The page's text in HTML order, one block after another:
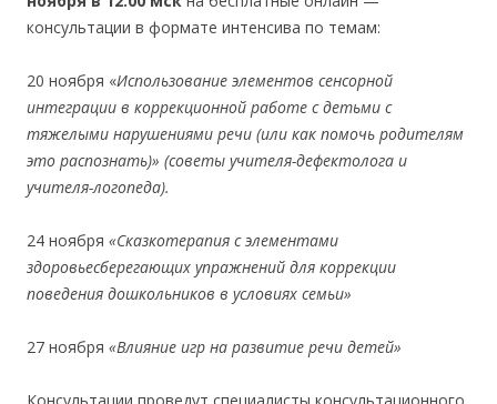
консультации в формате интенсива по темам:
20 ноября «Использование элементов сенсорной
интеграции в коррекционной работе с детьми с
тяжелыми нарушениями речи (или как помочь родителям
это распознать)» (советы учителя-дефектолога и
учителя-логопеда).
24 ноября «Сказкотерапия с элементами
здоровьесберегающих упражнений для коррекции
поведения дошкольников в условиях семьи»
27 ноября «Влияние игр на развитие речи детей»